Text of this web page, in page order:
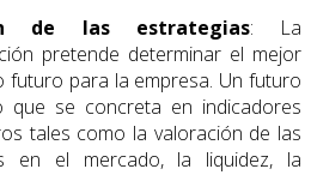
de las estrategias: La
pretende determinar el mejor
futuro para la empresa. Un futuro
que se concreta en indicadores
tales como la valoración de las
en el mercado, la liquidez, la